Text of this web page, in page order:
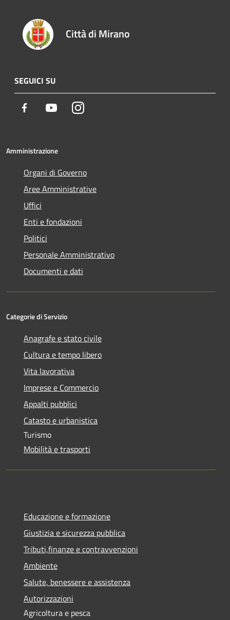
Città di Mirano
SEGUICI SU
Facebook YoutubeInstagram
Amministrazione
Organi di Governo
Aree Amministrative
Uffici
Enti e fondazioni
Politici
Personale Amministrativo
Documenti e dati
Categorie di Servizio
Anagrafe e stato civile
Cultura e tempo libero
Vita lavorativa
Imprese e Commercio
Appalti pubblici
Catasto e urbanistica
Turismo
Mobilità e trasporti
Educazione e formazione
Giustizia e sicurezza pubblica
Tributi,finanze e contravvenzioni
Ambiente
Salute, benessere e assistenza
Autorizzazioni
Agricoltura e pesca